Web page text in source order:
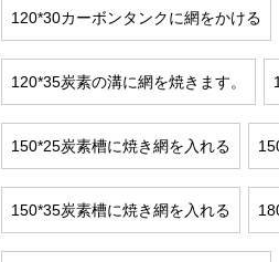
120*30カーボンタンクに網をかける
120*35炭素の溝に網を焼きます。
150*25炭素槽に焼き網を入れる
150*35炭素槽に焼き網を入れる